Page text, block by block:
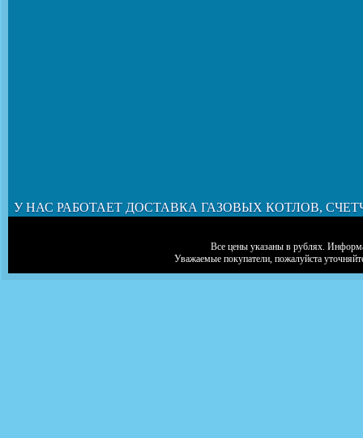
У НАС РАБОТАЕТ ДОСТАВКА ГАЗОВЫХ КОТЛОВ,
Все цены указаны в рублях.
Уважаемые покупатели, пожалуйста